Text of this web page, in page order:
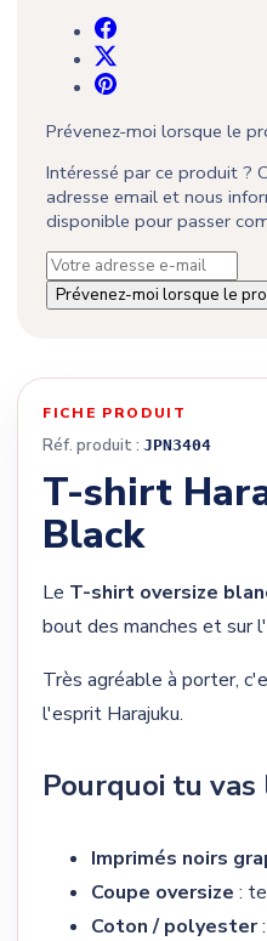
Prévenez-moi lorsque le
Intéressé par ce produit ?
adresse email et nous
disponible pour passer
Prévenez-moi lorsque le
FICHE PRODUIT
Réf. produit : JPN3404
T-shirt
Black
Le T-shirt oversize
bout des manches et sur
Très agréable à porter,
l'esprit Harajuku.
Pourquoi tu
Imprimés noirs
Coupe oversize :
Coton / polyester